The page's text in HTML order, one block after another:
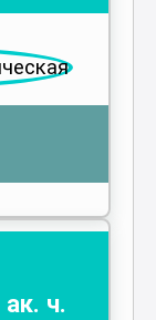
ак. ч.